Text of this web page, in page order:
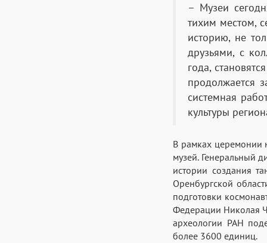
– Музеи
тихим местом,
историю, не
друзьями, с
года,
продолжается
системная
культуры
В рамках церемонии
музей. Генеральный
истории создания
Оренбургской
подготовки
Федерации Николая
археологии РАН
более 3600 единиц.